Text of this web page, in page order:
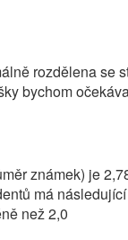
rozdělena se
bychom
známek) je
má
než 2,0